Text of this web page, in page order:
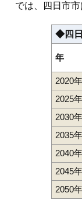
では、四日市市
◆四日
年
2020年
2025年
2030年
2035年
2040年
2045年
2050年